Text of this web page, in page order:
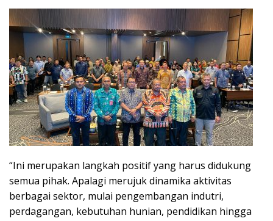
“Ini merupakan langkah positif yang harus didukung
semua pihak. Apalagi merujuk dinamika aktivitas
berbagai sektor, mulai pengembangan indutri,
perdagangan, kebutuhan hunian, pendidikan hingga